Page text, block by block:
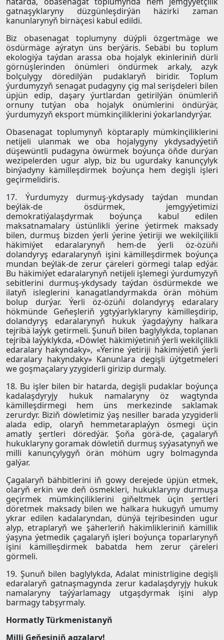
gatnaşyklaryny düzgünleşdirýän häzirki zaman
kanunlarynyň birnäçesi kabul edildi.
Biz obasenagat toplumyny düýpli özgertmäge we
ösdürmäge aýratyn üns berýäris. Sebäbi bu toplum
ekologiýa taýdan arassa oba hojalyk ekinleriniň dürli
görnüşlerinden önümleri öndürmek arkaly, azyk
bolçulygy döredilýän pudaklaryň biridir. Toplum
ýurdumyzyň senagat pudagyny çig mal serişdeleri bilen
üpjün edip, daşary ýurtlardan getirilýän önümleriň
ornuny tutýan oba hojalyk önümlerini öndürýär,
ýurdumyzyň eksport mümkinçiliklerini ýokarlandyrýar.
Obasenagat toplumynyň köptaraply mümkinçiliklerini
netijeli ulanmak we oba hojalygyny ykdysadyýetiň
düşewüntli pudagyna öwürmek boýunça öňde durýan
wezipelerden ugur alyp, biz bu ugurdaky kanunçylyk
binýadyny kämilleşdirmek boýunça hem degişli işleri
geçirmelidiris.
17. Ýurdumyzy durmuş-ykdysady taýdan mundan
beýläk-de ösdürmek, jemgyýetimizi
demokratiýalaşdyrmak boýunça kabul edilen
maksatnamalary üstünlikli ýerine ýetirmek maksady
bilen, durmuş bizden ýerli ýerine ýetiriji we wekilçilikli
häkimiýet edaralarynyň hem-de ýerli öz-özüňi
dolandyryş edaralarynyň işini kämilleşdirmek boýunça
mundan beýläk-de zerur çäreleri görmegi talap edýär.
Bu häkimiýet edaralarynyň netijeli işlemegi ýurdumyzyň
sebitlerini durmuş-ykdysady taýdan ösdürmekde we
ilatyň isleglerini kanagatlandyrmakda örän möhüm
bolup durýar. Ýerli öz-özüňi dolandyryş edaralary
hökmünde Geňeşleriň ygtyýarlyklaryny kämilleşdirip,
dolandyryş edaralarynyň hukuk ýagdaýyny halkara
tejribä laýyk getirmeli. Şunuň bilen baglylykda, toplanan
tejribä laýyklykda, «Döwlet häkimiýetiniň ýerli wekilçilikli
edaralary hakyndaky», «Ýerine ýetiriji häkimiýetiň ýerli
edaralary hakyndaky» Kanunlara degişli üýtgetmeleri
we goşmaçalary yzygiderli girizip durmaly.
18. Bu işler bilen bir hatarda, degişli pudaklar boýunça
kadalaşdyryjy hukuk namalaryny öz wagtynda
kämilleşdirmegi hem üns merkezinde saklamak
zerurdyr. Biziň döwletimiz ýaş nesiller barada yzygiderli
alada edip, olaryň hemmetaraplaýyn ösmegi üçin
amatly şertleri döredýär. Şoňa görä-de, çagalaryň
hukuklaryny goramak döwletiň durmuş syýasatynyň we
milli kanunçylygyň örän möhüm ugry bolmagynda
galýar.
Çagalaryň bähbitlerini iň gowy derejede üpjün etmek,
olaryň erkin we deň ösmekleri, hukuklaryny durmuşa
geçirmek mümkinçiliklerini giňeltmek üçin şertleri
döretmek maksady bilen we halkara hukugyň umumy
ykrar edilen kadalaryndan, dünýä tejribesinden ugur
alyp, etraplaryň we şäherleriň häkimlikleriniň kämillik
ýaşyna ýetmedik çagalaryň işleri boýunça toparlarynyň
işini kämilleşdirmek babatda hem zerur çäreleri
görmeli.
19. Şunuň bilen baglylykda, Adalat ministrligine degişli
edaralaryň gatnaşmagynda zerur kadalaşdyryjy hukuk
namalaryny taýýarlamagy utgaşdyrmak işini alyp
barmagy tabşyrmaly.
Hormatly Türkmenistanyň
Milli Geňeşiniň agzalary!